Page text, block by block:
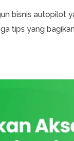
bisnis autopilot
tips yang